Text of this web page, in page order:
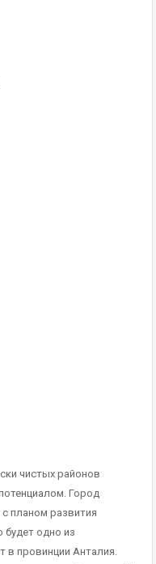
чистых районов
Город
планом развития
одно из
в провинции Анталия.